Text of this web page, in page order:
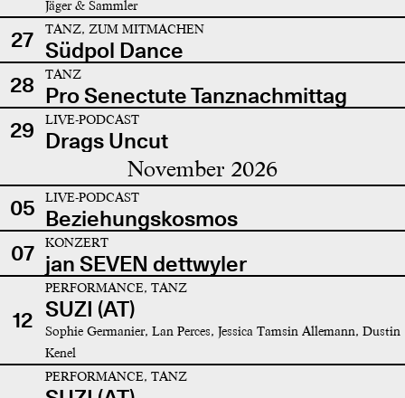
Jäger & Sammler
27 TANZ, ZUM MITMACHEN
Südpol Dance
28
TANZ
Pro Senectute Tanznachmittag
29
LIVE-PODCAST
Drags Uncut
November 2026
05 LIVE-PODCAST
Beziehungskosmos
07
KONZERT
jan SEVEN dettwyler
12
PERFORMANCE, TANZ
SUZI (AT)
Sophie Germanier, Lan Perces, Jessica Tamsin Allemann, Dustin
Kenel
PERFORMANCE, TANZ